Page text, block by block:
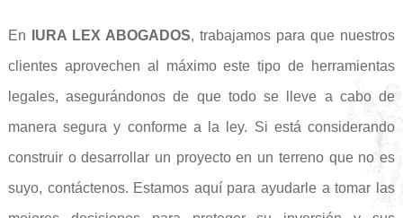
En IURA LEX ABOGADOS, trabajamos para que nuestros
clientes aprovechen al máximo este tipo de herramientas
legales, asegurándonos de que todo se lleve a cabo de
manera segura y conforme a la ley. Si está considerando
construir o desarrollar un proyecto en un terreno que no es
suyo, contáctenos. Estamos aquí para ayudarle a tomar las